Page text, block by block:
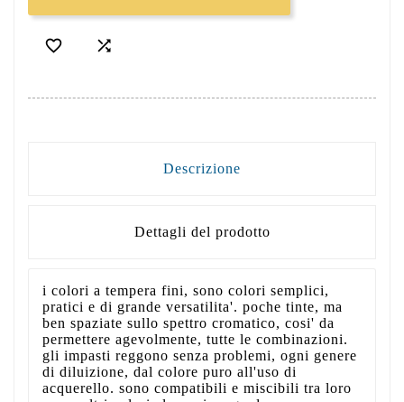
 
Descrizione
Dettagli del prodotto
i colori a tempera fini, sono colori semplici,
pratici e di grande versatilita'. poche tinte, ma
ben spaziate sullo spettro cromatico, cosi' da
permettere agevolmente, tutte le combinazioni.
gli impasti reggono senza problemi, ogni genere
di diluizione, dal colore puro all'uso di
acquerello. sono compatibili e miscibili tra loro